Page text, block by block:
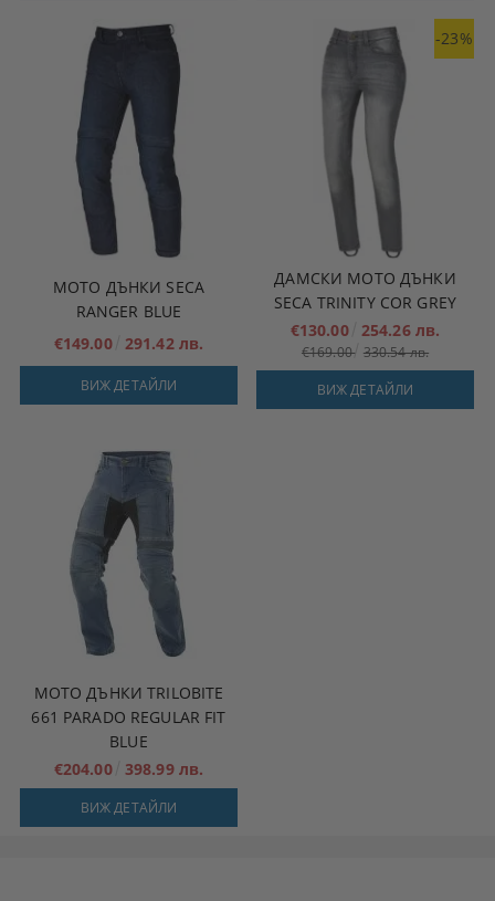
МОТО ДЪНКИ SECA
RANGER BLUE
€149.00
291.42 лв.
ВИЖ ДЕТАЙЛИ
-23%
ДАМСКИ МОТО ДЪНКИ
SECA TRINITY COR GREY
€130.00 254.26 лв.
€169.00 330.54 лв.
ВИЖ ДЕТАЙЛИ
МОТО ДЪНКИ TRILOBITE
661 PARADO REGULAR FIT
BLUE
€204.00 398.99 лв.
ВИЖ ДЕТАЙЛИ